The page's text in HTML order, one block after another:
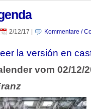
2/12/17 Kommentare /
la versión en
vom 02/12/